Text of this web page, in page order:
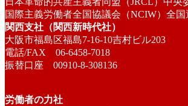
国際主義労働者全国協議会（NCIW）全国
関西支社（関西新時代社）
大阪市福島区福島7-16-10吉村ビル203
電話/FAX 06-6458-7018
振替口座 00910-8-308136
労働者の力社